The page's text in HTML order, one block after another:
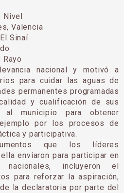
Nivel
Valencia
Sinaí
Rayo
nacional y motivó a
para cuidar las aguas de
permanentes programadas
y cualificación de sus
al municipio para obtener
por los procesos de
y participativa.
que los líderes
enviaron para participar en
nacionales, incluyeron el
para reforzar la aspiración,
la declaratoria por parte del